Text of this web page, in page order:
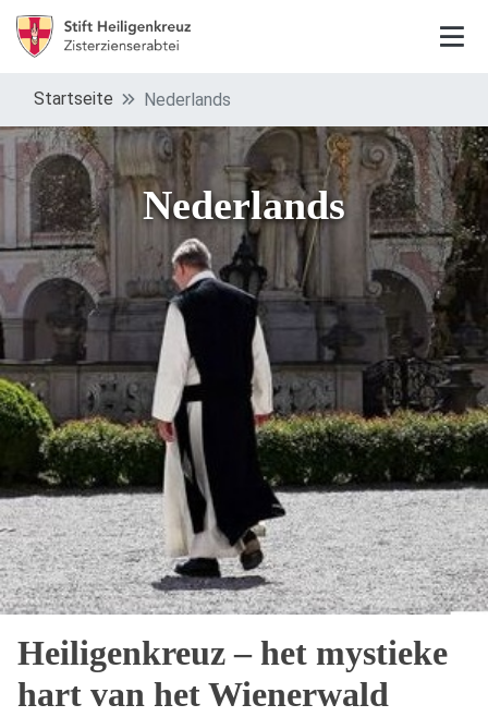
Startseite Nederlands
Nederlands
Heiligenkreuz – het mystieke
hart van het Wienerwald